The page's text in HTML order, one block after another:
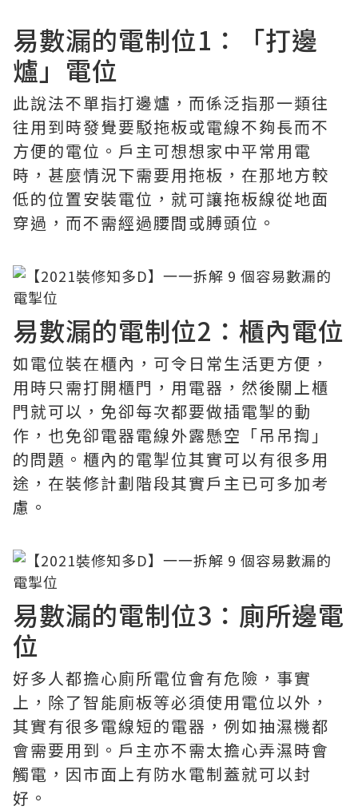
易數漏的電制位1：「打邊
爐」電位
此說法不單指打邊爐，而係泛指那一類往
往用到時發覺要駁拖板或電線不夠長而不
方便的電位。戶主可想想家中平常用電
時，甚麼情況下需要用拖板，在那地方較
低的位置安裝電位，就可讓拖板線從地面
穿過，而不需經過腰間或膊頭位。
易數漏的電制位2：櫃內電位
如電位裝在櫃內，可令日常生活更方便，
用時只需打開櫃門，用電器，然後關上櫃
門就可以，免卻每次都要做插電掣的動
作，也免卻電器電線外露懸空「吊吊揈」
的問題。櫃內的電掣位其實可以有很多用
途，在裝修計劃階段其實戶主已可多加考
慮。
易數漏的電制位3：廁所邊電
位
好多人都擔心廁所電位會有危險，事實
上，除了智能廁板等必須使用電位以外，
其實有很多電線短的電器，例如抽濕機都
會需要用到。戶主亦不需太擔心弄濕時會
觸電，因市面上有防水電制蓋就可以封
好。